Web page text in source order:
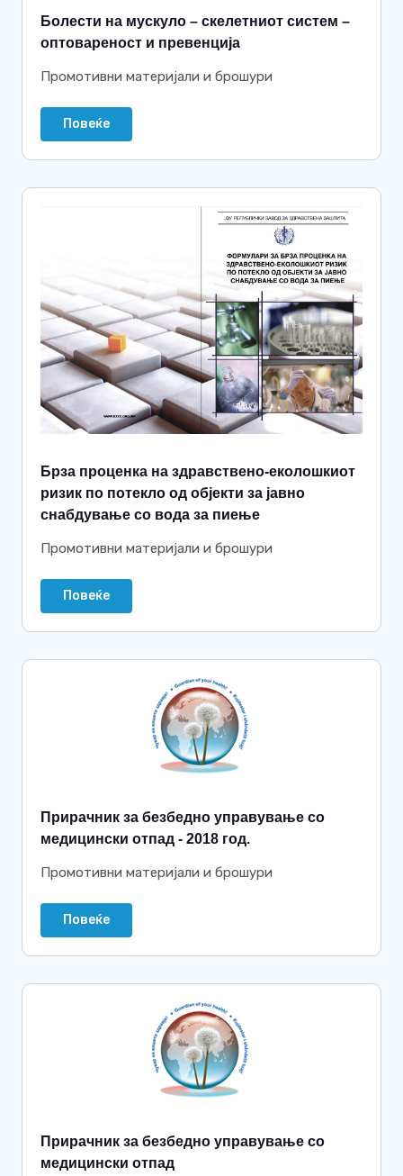
Болести на мускуло – скелетниот систем –
оптовареност и превенција
Промотивни материјали и брошури
Повеќе
Брза проценка на здравствено-еколошкиот
ризик по потекло од објекти за јавно
снабдување со вода за пиење
Промотивни материјали и брошури
Повеќе
Прирачник за безбедно управување со
медицински отпад - 2018 год.
Промотивни материјали и брошури
Повеќе
Прирачник за безбедно управување со
медицински отпад